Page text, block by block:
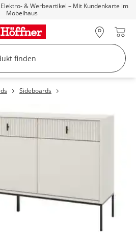
& Werbeartikel – Mit Kundenkarte im
Möbelhaus
Sideboards